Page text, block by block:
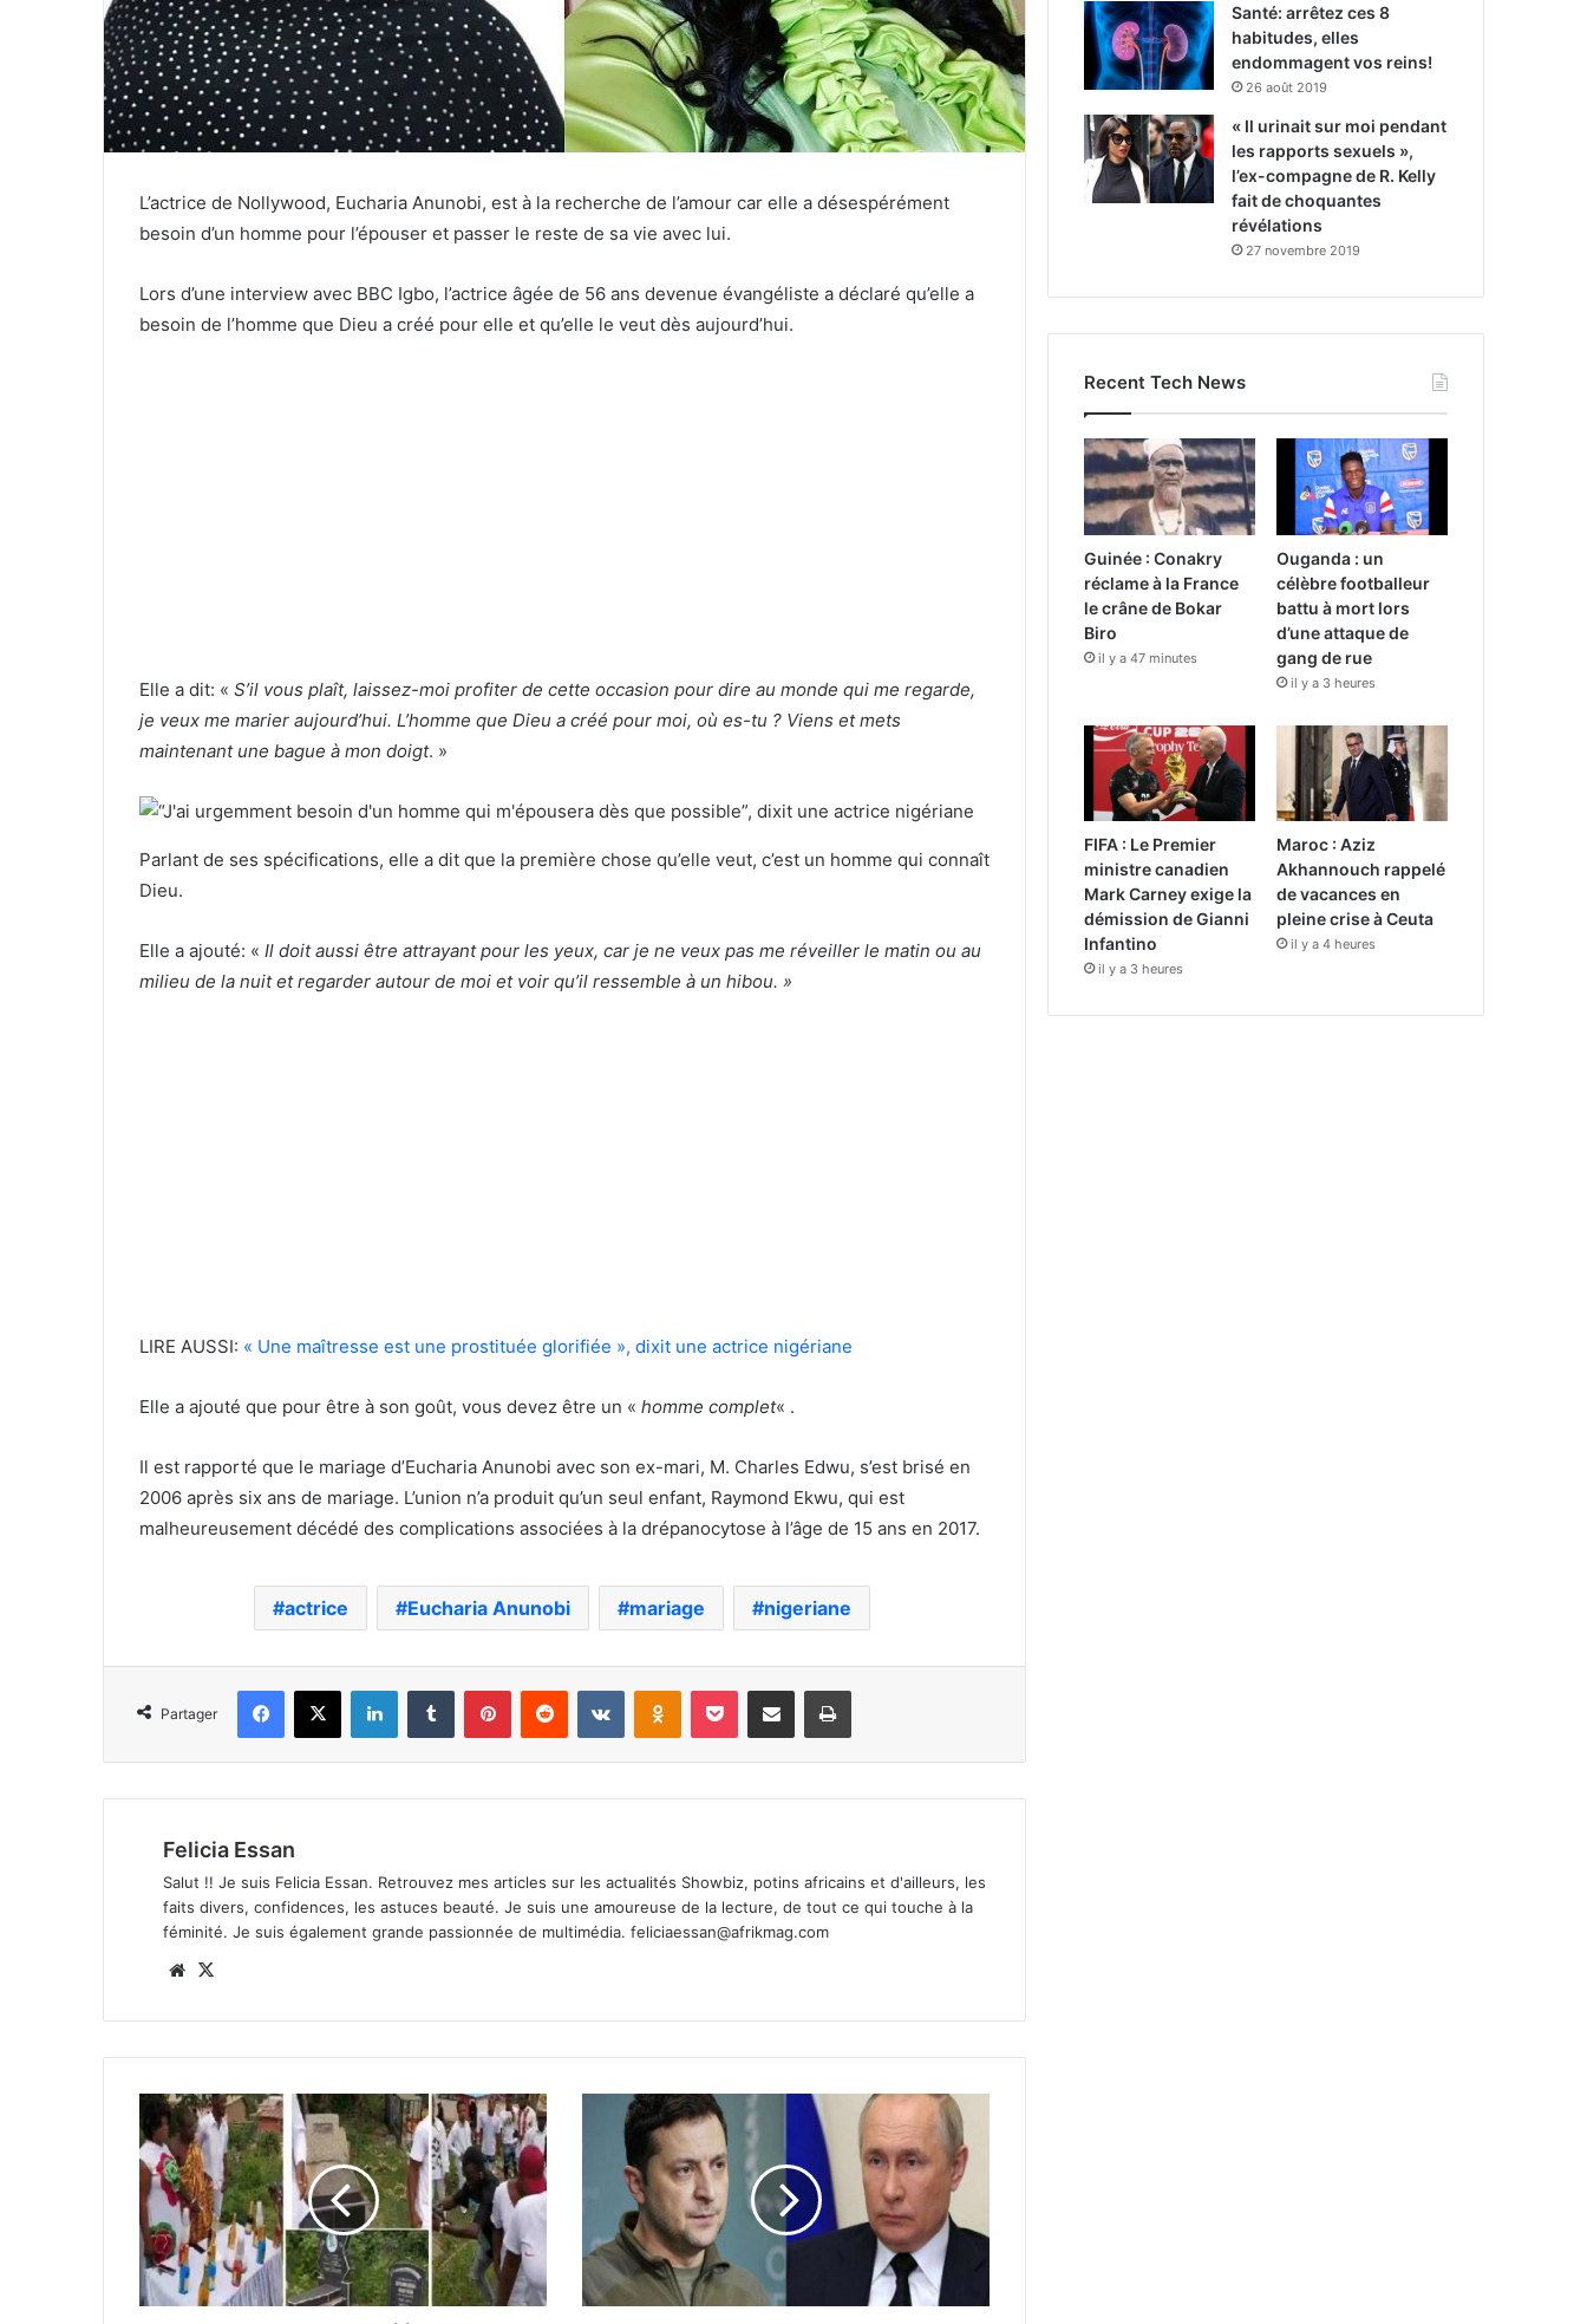
L’actrice de Nollywood, Eucharia Anunobi, est à la recherche de l’amour car elle a désespérément
besoin d’un homme pour l’épouser et passer le reste de sa vie avec lui.
Lors d’une interview avec BBC Igbo, l’actrice âgée de 56 ans devenue évangéliste a déclaré qu’elle a
besoin de l’homme que Dieu a créé pour elle et qu’elle le veut dès aujourd’hui.
Elle a dit: « S’il vous plaît, laissez-moi profiter de cette occasion pour dire au monde qui me regarde,
je veux me marier aujourd’hui. L’homme que Dieu a créé pour moi, où es-tu ? Viens et mets
maintenant une bague à mon doigt. »
Parlant de ses spécifications, elle a dit que la première chose qu’elle veut, c’est un homme qui connaît
Dieu.
Elle a ajouté: « Il doit aussi être attrayant pour les yeux, car je ne veux pas me réveiller le matin ou au
milieu de la nuit et regarder autour de moi et voir qu’il ressemble à un hibou. »
LIRE AUSSI: « Une maîtresse est une prostituée glorifiée », dixit une actrice nigériane
Elle a ajouté que pour être à son goût, vous devez être un « homme complet« .
Il est rapporté que le mariage d’Eucharia Anunobi avec son ex-mari, M. Charles Edwu, s’est brisé en
2006 après six ans de mariage. L’union n’a produit qu’un seul enfant, Raymond Ekwu, qui est
malheureusement décédé des complications associées à la drépanocytose à l’âge de 15 ans en 2017.
actrice Eucharia Anunobi mariage nigeriane
Partager
Facebook
X LinkedinTumblr PinterestReddit VKontakteOdnoklassniki
Pocket Partager par email Imprimer
Felicia Essan
Salut !! Je suis Felicia Essan. Retrouvez mes articles sur les actualités Showbiz, potins africains et d'ailleurs, les
faits divers, confidences, les astuces beauté. Je suis une amoureuse de la lecture, de tout ce qui touche à la
féminité. Je suis également grande passionnée de multimédia. feliciaessan@afrikmag.com
Website
Santé: arrêtez ces 8
habitudes, elles
endommagent vos reins!
26 août 2019
« Il urinait sur moi pendant
les rapports sexuels »,
l’ex-compagne de R. Kelly
fait de choquantes
révélations
27 novembre 2019
Recent Tech News
Guinée : Conakry
réclame à la France
le crâne de Bokar
Biro
il y a 47 minutes
Ouganda : un
célèbre footballeur
battu à mort lors
d’une attaque de
gang de rue
il y a 3 heures
FIFA : Le Premier
ministre canadien
Mark Carney exige la
démission de Gianni
Infantino
il y a 3 heures
Maroc : Aziz
Akhannouch rappelé
de vacances en
pleine crise à Ceuta
il y a 4 heures